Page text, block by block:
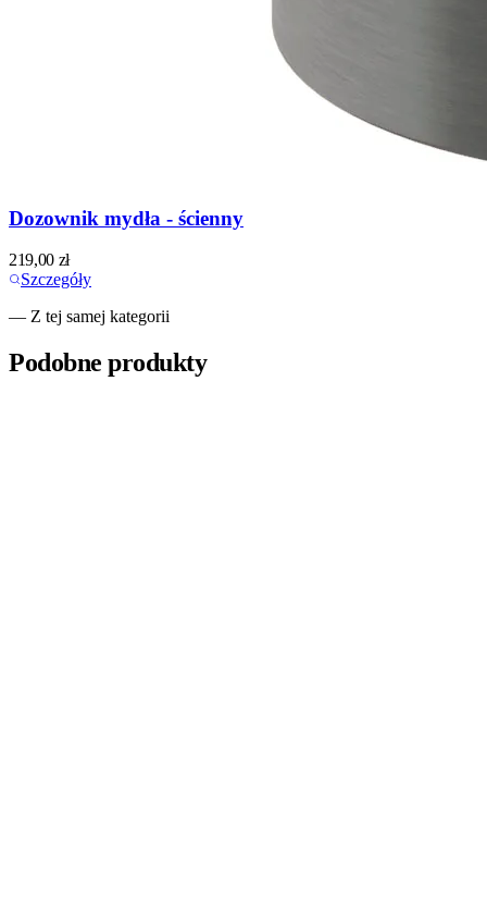
Dozownik mydła - ścienny
219,00 zł
Szczegóły
— Z tej samej kategorii
Podobne produkty